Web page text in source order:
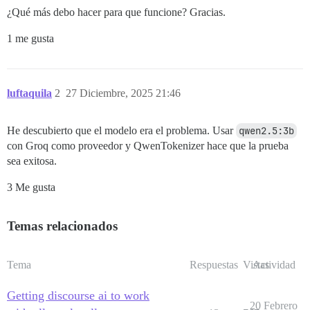
¿Qué más debo hacer para que funcione? Gracias.
1 me gusta
luftaquila 27 Diciembre, 2025 21:46
2
He descubierto que el modelo era el problema. Usar qwen2.5:3b
con Groq como proveedor y QwenTokenizer hace que la prueba
sea exitosa.
3 Me gusta
Temas relacionados
Tema Respuestas Vistas
Actividad
Getting discourse ai to work
20 Febrero